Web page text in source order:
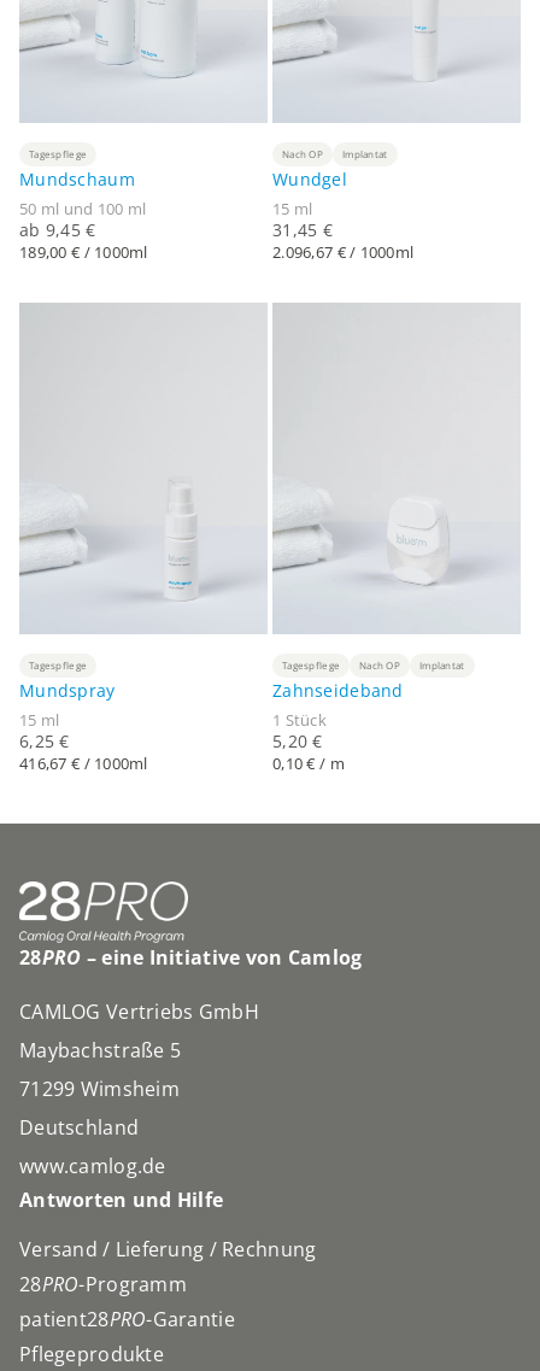
Tagespflege
Mundschaum
50 ml und 100 ml
Angebot
ab 9,45 €
189,00 € / 1000ml
Nach OP Implantat
Wundgel
15 ml
Angebot
31,45 €
2.096,67 € / 1000ml
Tagespflege
Mundspray
15 ml
Angebot
6,25 €
416,67 € / 1000ml
Tagespflege Nach OP Implantat
Zahnseideband
1 Stück
Angebot
5,20 €
0,10 € / m
28PRO – eine Initiative von Camlog
CAMLOG Vertriebs GmbH
Maybachstraße 5
71299 Wimsheim
Deutschland
www.camlog.de
Antworten und Hilfe
Versand / Lieferung / Rechnung
28PRO-Programm
patient28PRO-Garantie
Pflegeprodukte